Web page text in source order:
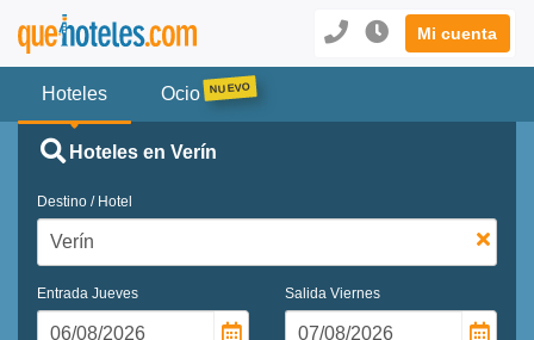
Mi cuenta
Hoteles Ocio
Hoteles en Verín
Destino / Hotel
Entrada Jueves Salida Viernes